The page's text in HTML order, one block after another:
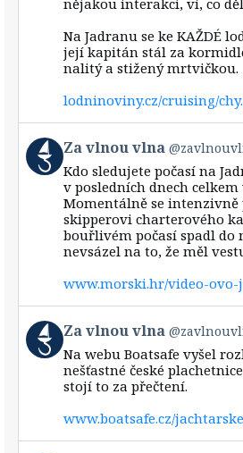
Bluesky
nějakou interakci, ví, co
Na Jadranu se ke KAŽDÉ
její kapitán stál za
nalitý a stižený mrtvičkou.
lodninoviny.cz/cruising/
View
post
by
Bluesky
Za vlnou vlna
Kdo sledujete počasí na
v posledních dnech celkem
Momentálně se
skipperovi charterového
bouřlivém počasí spadl do
nevsázel na to, že měl
www.morski.hr/video-ovo-
View
post
by
Za vlnou vlna
Na webu Boatsafe vyšel
nešťastné české
stojí to za přečtení.
www.boatsafe.cz/